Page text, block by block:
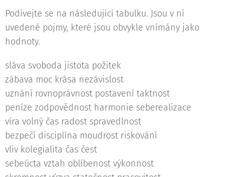
Podívejte se na následující tabulku. Jsou v ní
uvedené pojmy, které jsou obvykle vnímány jako
hodnoty.
sláva svoboda jistota požitek
zábava moc krása nezávislost
uznání rovnoprávnost postavení taktnost
peníze zodpovědnost harmonie seberealizace
víra volný čas radost spravedlnost
bezpečí disciplína moudrost riskování
vliv kolegialita čas čest
sebeúcta vztah oblíbenost výkonnost